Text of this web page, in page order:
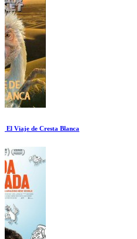
El Arte Ruso: Memorias del Bosque